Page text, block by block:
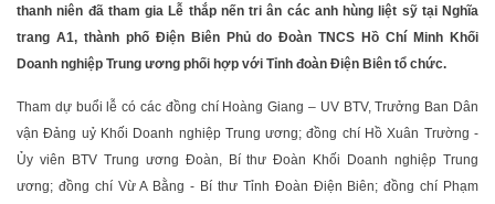
thanh niên đã tham gia Lễ thắp nến tri ân các anh hùng liệt sỹ tại Nghĩa
trang A1, thành phố Điện Biên Phủ do Đoàn TNCS Hồ Chí Minh Khối
Doanh nghiệp Trung ương phối hợp với Tỉnh đoàn Điện Biên tổ chức.
Tham dự buổi lễ có các đồng chí Hoàng Giang – UV BTV, Trưởng Ban Dân
vận Đảng uỷ Khối Doanh nghiệp Trung ương; đồng chí Hồ Xuân Trường -
Ủy viên BTV Trung ương Đoàn, Bí thư Đoàn Khối Doanh nghiệp Trung
ương; đồng chí Vừ A Bằng - Bí thư Tỉnh Đoàn Điện Biên; đồng chí Phạm